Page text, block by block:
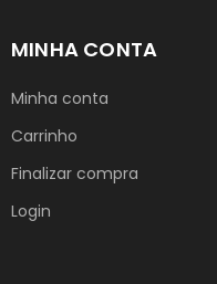
MINHA CONTA
Minha conta
Carrinho
Finalizar compra
Login